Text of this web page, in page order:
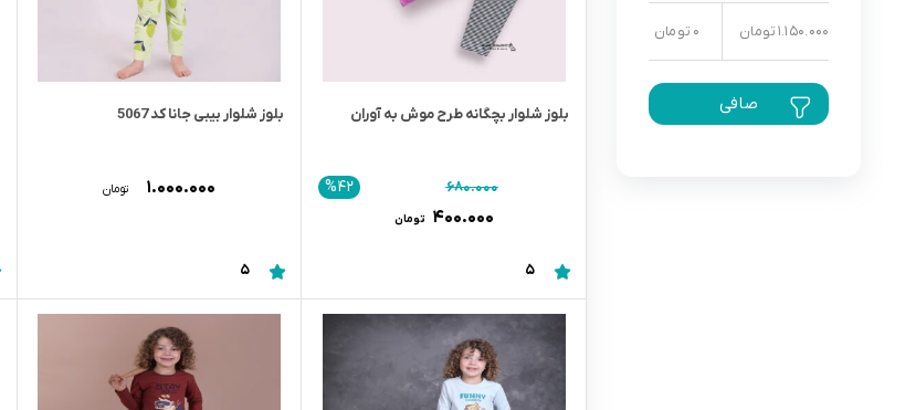
لباس و اکسسوری
0 تومان 1.150.000 تومان
صافی بلوز شلوار بچگانه طرح موش به آوران
۶۸۰.۰۰۰
۴۰۰.۰۰۰ تومان
%42
5
بلوز شلوار بیبی جانا کد 5067
۱.۰۰۰.۰۰۰ تومان
5